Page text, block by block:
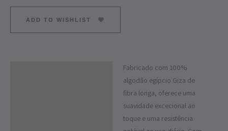
ADD TO WISHLIST
Fabricado com 100%
algodão egípcio Giza de
fibra longa, oferece uma
suavidade excecional ao
toque e uma resistência